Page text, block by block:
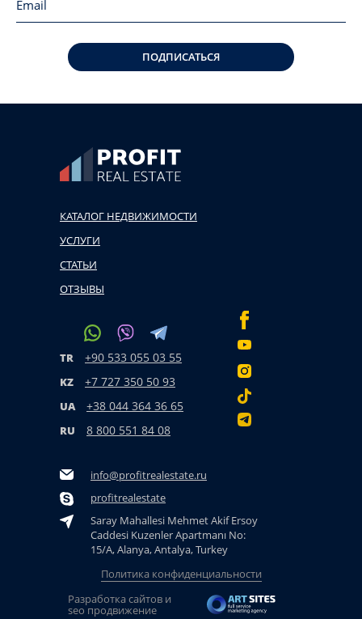
ПОДПИСАТЬСЯ
КАТАЛОГ НЕДВИЖИМОСТИ
УСЛУГИ
СТАТЬИ
ОТЗЫВЫ
TR +90 533 055 03 55
KZ +7 727 350 50 93
UA +38 044 364 36 65
RU 8 800 551 84 08
info@profitrealestate.ru
profitrealestate
Saray Mahallesi Mehmet Akif Ersoy
Caddesi Kuzenler Apartmanı No:
15/A, Alanya, Antalya, Turkey
Политика конфиденциальности
Разработка сайтов и
seo продвижение